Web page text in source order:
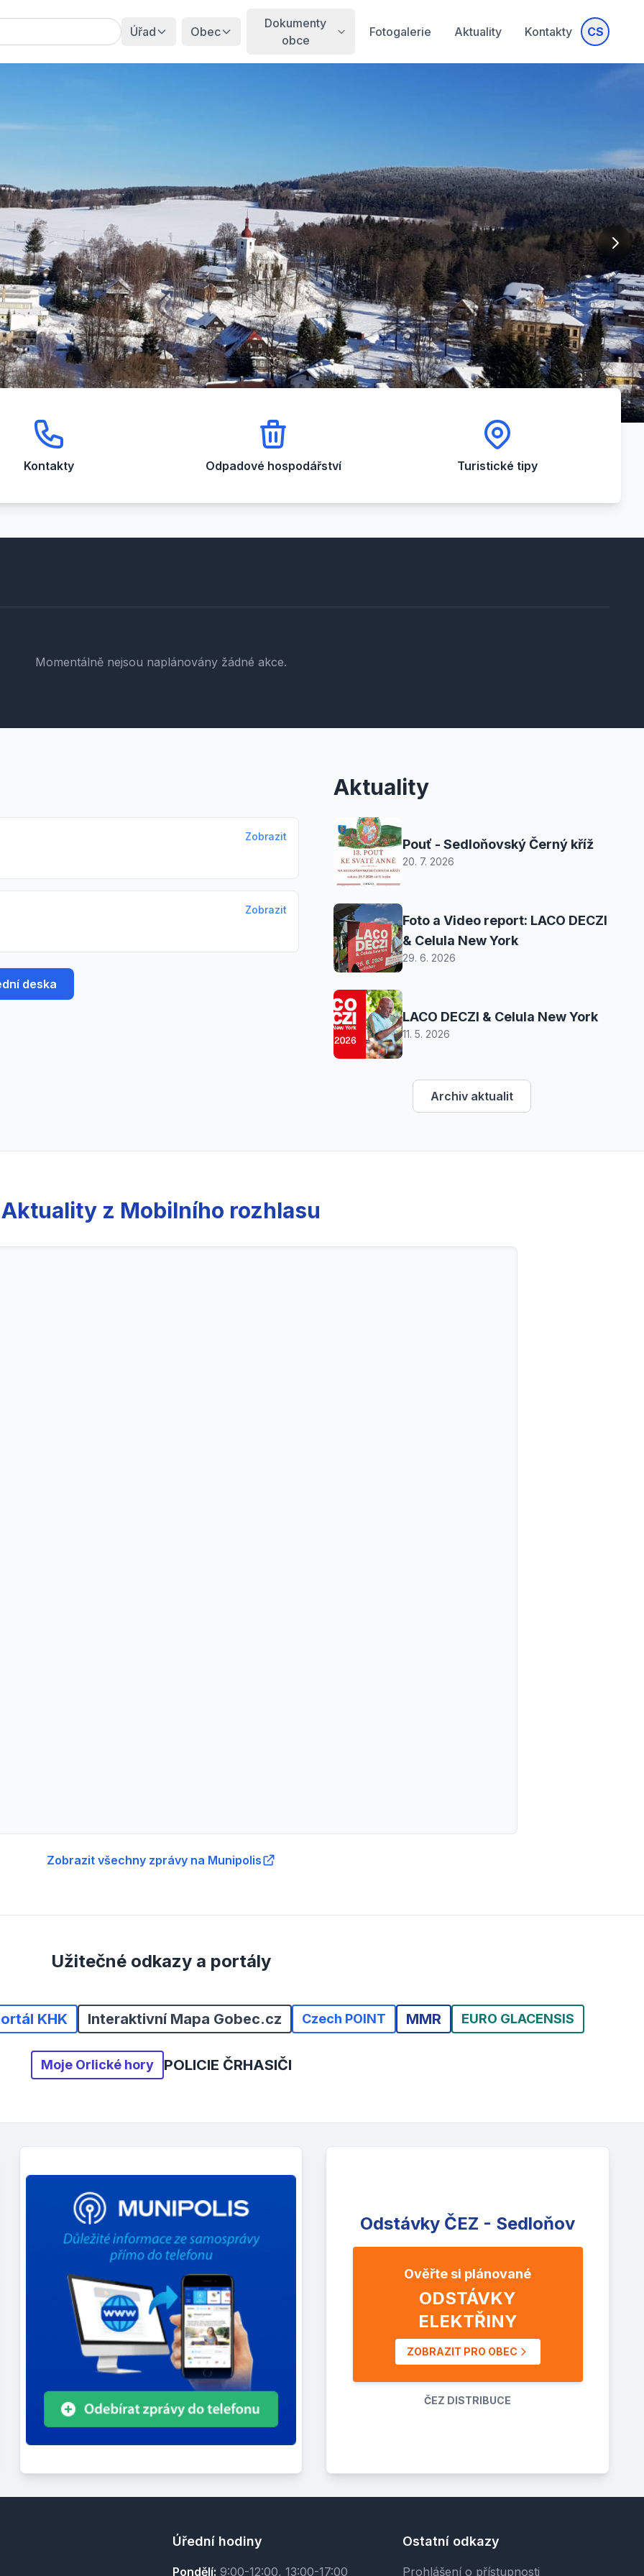
Úřad Obec
Dokumenty
obce
Fotogalerie Aktuality Kontakty CS
Kontakty Odpadové hospodářství Turistické tipy
Momentálně nejsou naplánovány žádné akce.
Zobrazit
Zobrazit
deska
Aktuality
Pouť - Sedloňovský Černý kříž
20. 7. 2026
Foto a Video report: LACO DECZI
& Celula New York
29. 6. 2026
LACO DECZI & Celula New York
11. 5. 2026
Archiv aktualit
Aktuality z Mobilního rozhlasu
Zobrazit všechny zprávy na Munipolis
Užitečné odkazy a portály
KHK Interaktivní Mapa Gobec.cz Czech POINT MMR EURO GLACENSIS
Moje Orlické hory POLICIE ČRHASIČI
Odstávky ČEZ - Sedloňov
Ověřte si plánované
ODSTÁVKY
ELEKTŘINY
ZOBRAZIT PRO OBEC
ČEZ DISTRIBUCE
Úřední hodiny
Pondělí: 9:00-12:00, 13:00-17:00
Ostatní odkazy
Prohlášení o přístupnosti